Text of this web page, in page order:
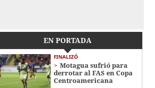
EN PORTADA
FINALIZÓ
Motagua sufrió para
derrotar al FAS en Copa
Centroamericana